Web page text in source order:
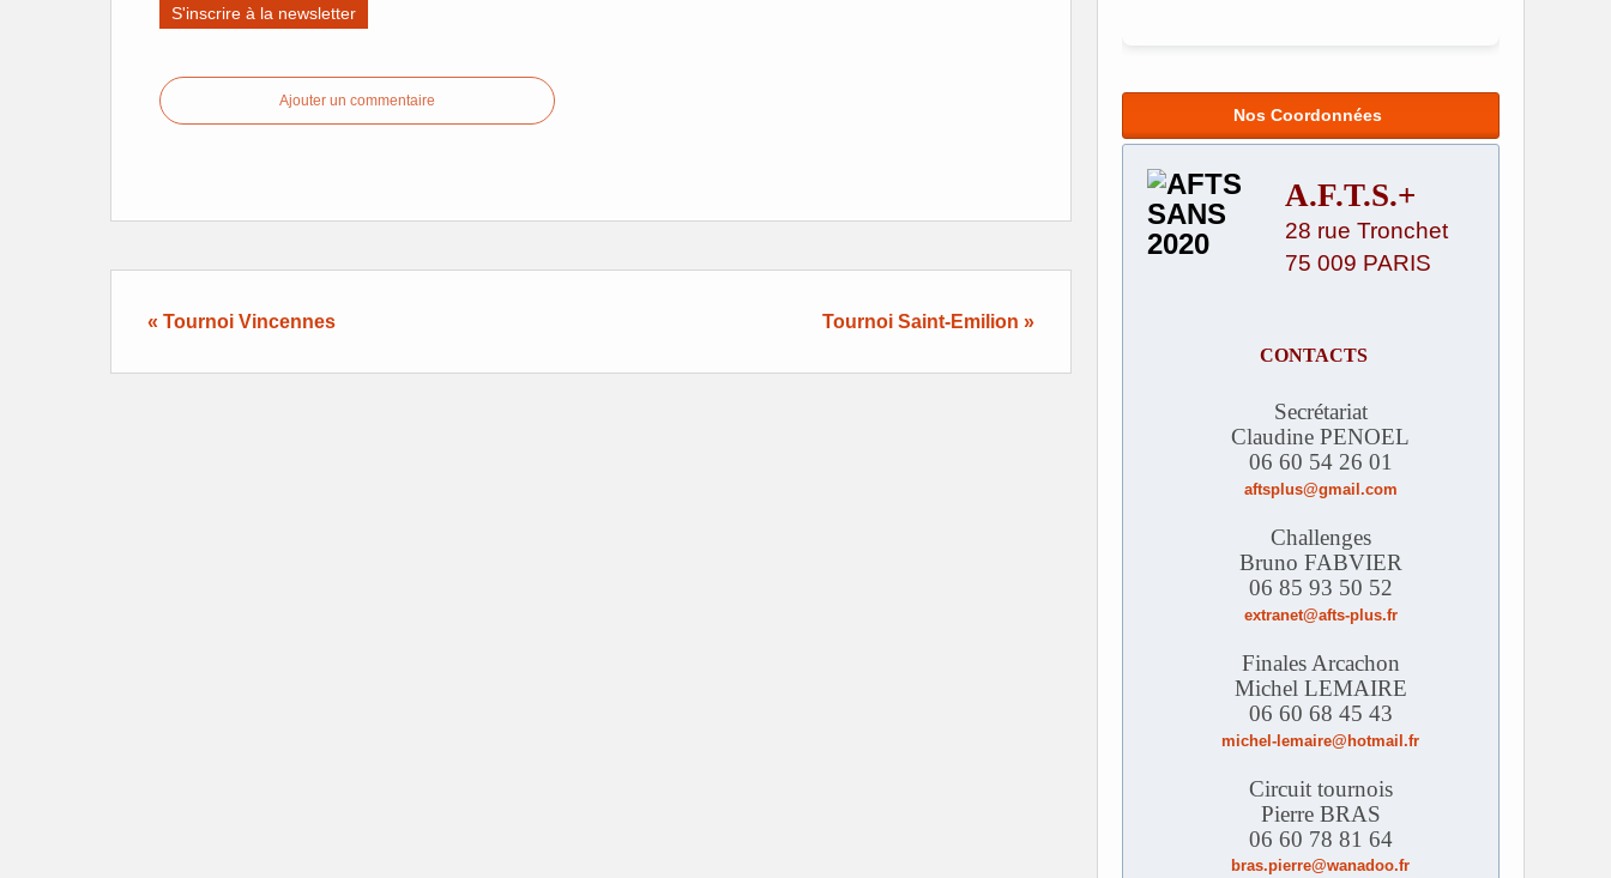
Nos Coordonnées
A.F.T.S.+
28 rue Tronchet
75 009 PARIS
CONTACTS
Secrétariat
Claudine PENOEL
06 60 54 26 01
aftsplus@gmail.com
Challenges
Bruno FABVIER
06 85 93 50 52
extranet@afts-plus.fr
Finales Arcachon
Michel LEMAIRE
06 60 68 45 43
michel-lemaire@hotmail.fr
Circuit tournois
Pierre BRAS
06 60 78 81 64
bras.pierre@wanadoo.fr
S'inscrire à la newsletter
Ajouter un commentaire
« Tournoi Vincennes Tournoi Saint-Emilion »